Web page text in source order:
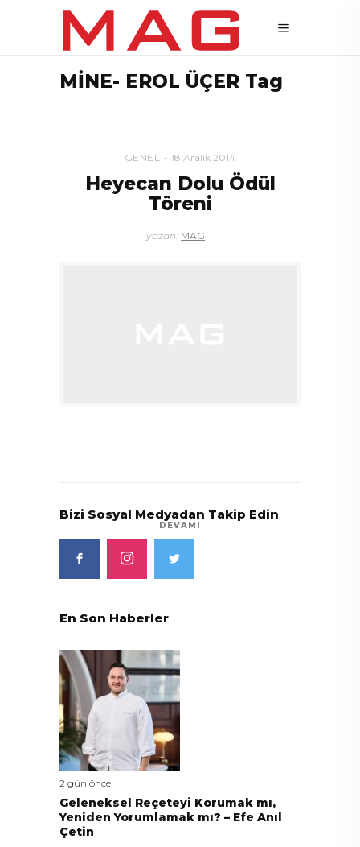
MİNE- EROL ÜÇER Tag
GENEL 18 Aralık 2014
Heyecan Dolu Ödül
Töreni
yazan: MAG
DEVAMI
Bizi Sosyal Medyadan Takip Edin
En Son Haberler
2 gün önce
Geleneksel Reçeteyi Korumak mı,
Yeniden Yorumlamak mı? – Efe Anıl
Çetin